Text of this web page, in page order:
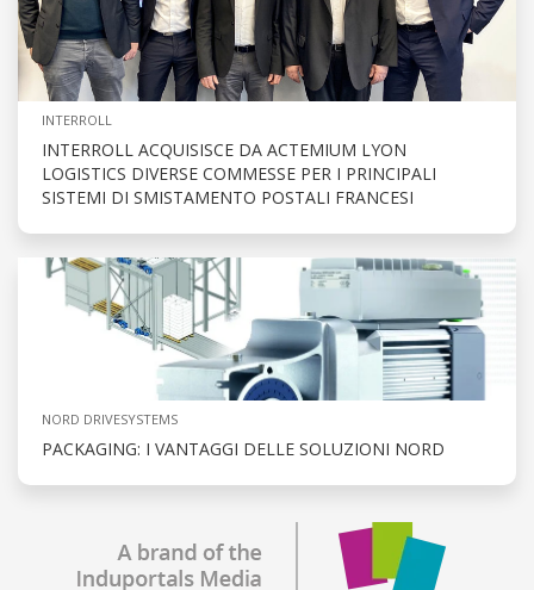
INTERROLL
INTERROLL ACQUISISCE DA ACTEMIUM LYON
LOGISTICS DIVERSE COMMESSE PER I PRINCIPALI
SISTEMI DI SMISTAMENTO POSTALI FRANCESI
NORD DRIVESYSTEMS
PACKAGING: I VANTAGGI DELLE SOLUZIONI NORD